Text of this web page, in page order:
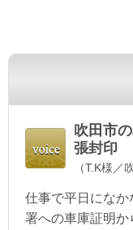
吹田市の
張封印
（T.K様／
仕事で平日にな
署への車庫証明